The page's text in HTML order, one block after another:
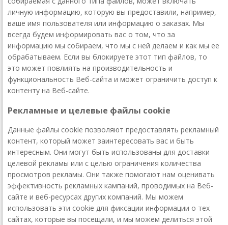
личную информацию, которую вы предоставили, например,
ваше имя пользователя или информацию о заказах. Мы
всегда будем информировать вас о том, что за
информацию мы собираем, что мы с ней делаем и как мы ее
обрабатываем. Если вы блокируете этот тип файлов, то
это может повлиять на производительность и
функциональность Веб-сайта и может ограничить доступ к
контенту на Веб-сайте.
Рекламные и целевые файлы cookie
Данные файлы cookie позволяют предоставлять рекламный
контент, который может заинтересовать вас и быть
интересным. Они могут быть использованы для доставки
целевой рекламы или с целью ограничения количества
просмотров рекламы. Они также помогают нам оценивать
эффективность рекламных кампаний, проводимых на Веб-
сайте и веб-ресурсах других компаний. Мы можем
использовать эти cookie для фиксации информации о тех
сайтах, которые вы посещали, и мы можем делиться этой